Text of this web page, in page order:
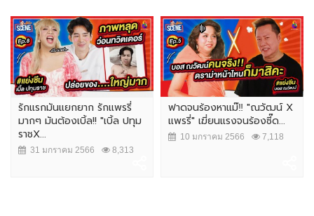
รักแรกมันแยกยาก รักแพรรี่
มากๆ มันต้องเบิ้ล!! "เบิ้ล ปทุม
ราชX...
31 มกราคม 2566 8,313
ฟาดจนร้องหาแม๊‼️ "ณวัฒน์ X
แพรรี่" เฆี่ยนแรงจนร้องซี๊ด...
10 มกราคม 2566 7,118